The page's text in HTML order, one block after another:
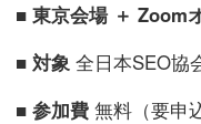
■ 東京会場 ＋ Zoom
■ 対象 全日本SEO
■ 参加費 無料（要申